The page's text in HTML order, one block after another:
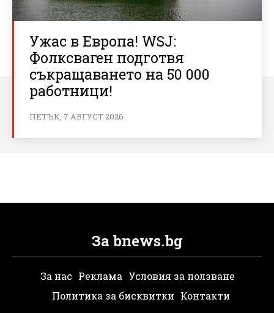
Ужас в Европа! WSJ:
Фолксваген подготвя
съкращаването на 50 000
работници!
ПЕТЪК, 7 АВГУСТ 2026
За bnews.bg
За нас Реклама Условия за ползване
Политика за бисквитки Контакти